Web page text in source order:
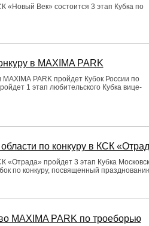
«Новый Век» состоится 3 этап Кубка по
в MAXIMA PARK
PARK пройдет Кубок России по
1 этап любительского Кубка вице-
по конкуру в КСК
«Отрада» пройдет 3 этап Кубка
по конкуру, посвященный
MAXIMA PARK по троеборью